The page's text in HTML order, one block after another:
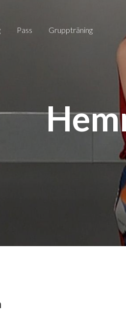
pass Gruppträning